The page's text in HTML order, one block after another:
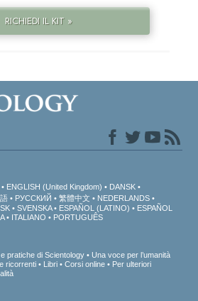
RICHIEDI IL KIT »
ENGLISH (United Kingdom)
DANSK
РУССКИЙ 繁體中文
NEDERLANDS
SVENSKA ESPAÑOL (LATINO)
ESPAÑOL
ITALIANO PORTUGUÊS
pratiche di Scientology
Una voce per l’umanità
ricorrenti Libri Corsi online
Per ulteriori